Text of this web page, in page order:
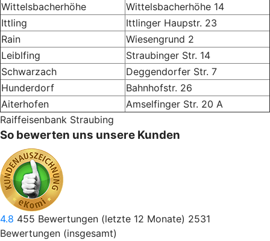
Wittelsbacherhöhe
Wittelsbacherhöhe 14
Ittling
Ittlinger Haupstr. 23
Rain
Wiesengrund 2
Leiblfing
Straubinger Str. 14
Schwarzach
Deggendorfer Str. 7
Hunderdorf
Bahnhofstr. 26
Aiterhofen
Amselfinger Str. 20 A
Raiffeisenbank Straubing
So bewerten uns unsere Kunden
4.8 455 Bewertungen (letzte 12 Monate) 2531
Bewertungen (insgesamt)